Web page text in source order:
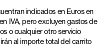
indicados en Euros en
IVA, pero excluyen gastos de
o cualquier otro servicio
al importe total del carrito